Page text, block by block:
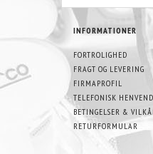
INFORMATIONER
FORTROLIGHED
FRAGT OG LEVERING
FIRMAPROFIL
TELEFONISK
BETINGELSER &
RETURFORMULAR